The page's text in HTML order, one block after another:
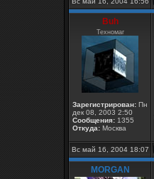
Buh
Техномаг
Зарегистрирован: Пн
дек 08, 2003 2:50
Сообщения: 1355
Откуда: Москва
Вс май 16, 2004 18:07
MORGAN